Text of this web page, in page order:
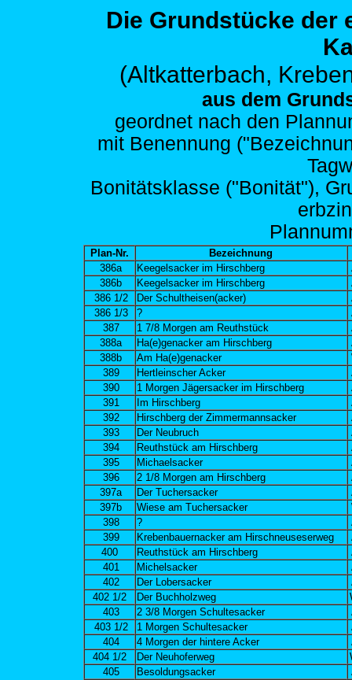
Die Grundstücke der
(Altkatterbach,
aus dem
geordnet nach den
mit Benennung
Bonitätsklasse ("Bonität"),
Plann
Plan-Nr.
Bezeichnung
386a
Keegelsacker im Hirschberg
386b
Keegelsacker im Hirschberg
386 1/2
Der Schultheisen(acker)
386 1/3
?
387
1 7/8 Morgen am Reuthstück
388a
Ha(e)genacker am Hirschberg
388b
Am Ha(e)genacker
389
Hertleinscher Acker
390
1 Morgen Jägersacker im Hirschberg
391
Im Hirschberg
392
Hirschberg der Zimmermannsacker
393
Der Neubruch
394
Reuthstück am Hirschberg
395
Michaelsacker
396
2 1/8 Morgen am Hirschberg
397a
Der Tuchersacker
397b
Wiese am Tuchersacker
398
?
399
Krebenbauernacker am Hirschneuseserweg
400
Reuthstück am Hirschberg
401
Michelsacker
402
Der Lobersacker
402 1/2
Der Buchholzweg
403
2 3/8 Morgen Schultesacker
403 1/2
1 Morgen Schultesacker
404
4 Morgen der hintere Acker
404 1/2
Der Neuhoferweg
405
Besoldungsacker